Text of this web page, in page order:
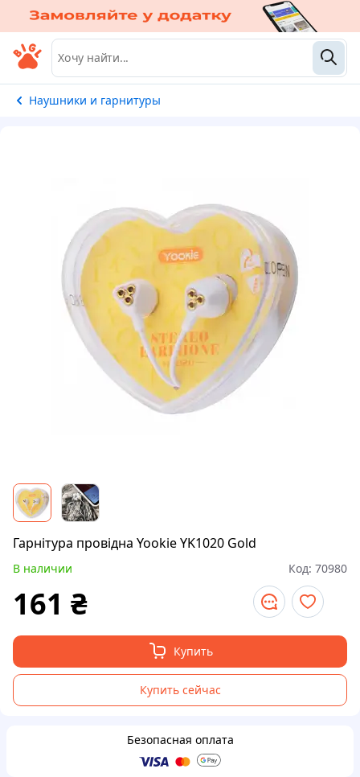
Наушники и гарнитуры
Гарнітура провідна Yookie YK1020 Gold
В наличии Код: 70980
161 ₴
Купить
Купить сейчас
Безопасная оплата